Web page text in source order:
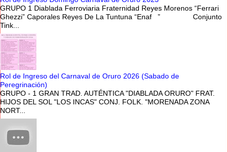
GRUPO 1 Diablada Ferroviaria Fraternidad Reyes Morenos “Ferrari
Ghezzi” Caporales Reyes De La Tuntuna “Enaf ” Conjunto
Tink...
Rol de Ingreso del Carnaval de Oruro 2026 (Sabado de
Peregrinación)
GRUPO - 1 GRAN TRAD. AUTÉNTICA "DIABLADA ORURO" FRAT.
HIJOS DEL SOL "LOS INCAS" CONJ. FOLK. "MORENADA ZONA
NORT...